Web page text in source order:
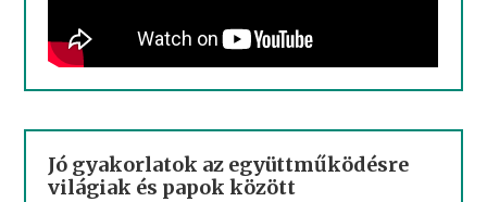
Jó gyakorlatok az együttműködésre
világiak és papok között